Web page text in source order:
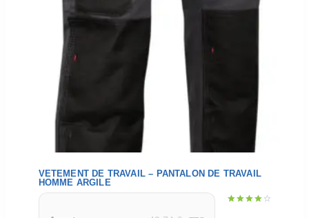
VETEMENT DE TRAVAIL – PANTALON DE TRAVAIL
HOMME ARGILE